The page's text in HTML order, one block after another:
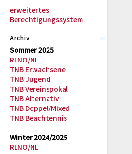
erweitertes
Berechtigungssystem
Archiv
Sommer 2025
RLNO/NL
TNB Erwachsene
TNB Jugend
TNB Vereinspokal
TNB Alternativ
TNB Doppel/Mixed
TNB Beachtennis
Winter 2024/2025
RLNO/NL